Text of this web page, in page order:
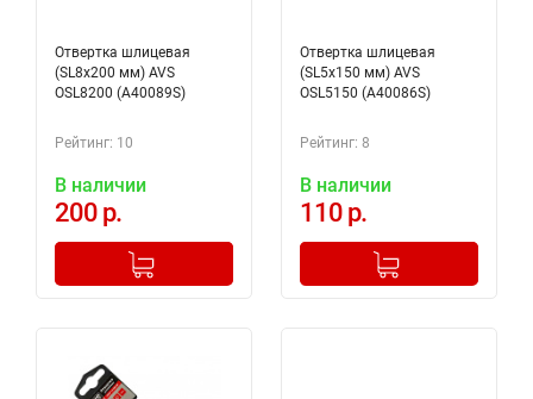
Отвертка шлицевая
(SL8x200 мм) AVS
OSL8200 (A40089S)
Рейтинг: 10
В наличии
200 р.
+
Добавлено в корзину
Отвертка шлицевая
(SL5x150 мм) AVS
OSL5150 (A40086S)
Рейтинг: 8
В наличии
110 р.
+
Добавлено в корзину